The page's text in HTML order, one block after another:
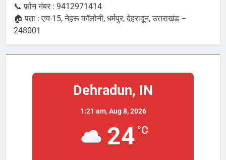
📞 फ़ोन नंबर : 9412971414
🏠 पता : एच-15, नेहरू कॉलोनी, धर्मपुर, देहरादून, उत्तराखंड –
248001
Dehradun, IN
1:21 am,Aug 8, 2026
24 °C